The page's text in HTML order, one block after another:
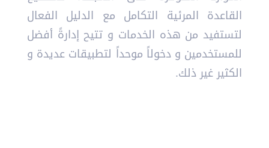
القاعدة المرئية التكامل مع الدليل الفعال
لتستفيد من هذه الخدمات و تتيح إدارةً أفضل
للمستخدمين و دخولاً موحداً لتطبيقات عديدة و
الكثير غير ذلك.